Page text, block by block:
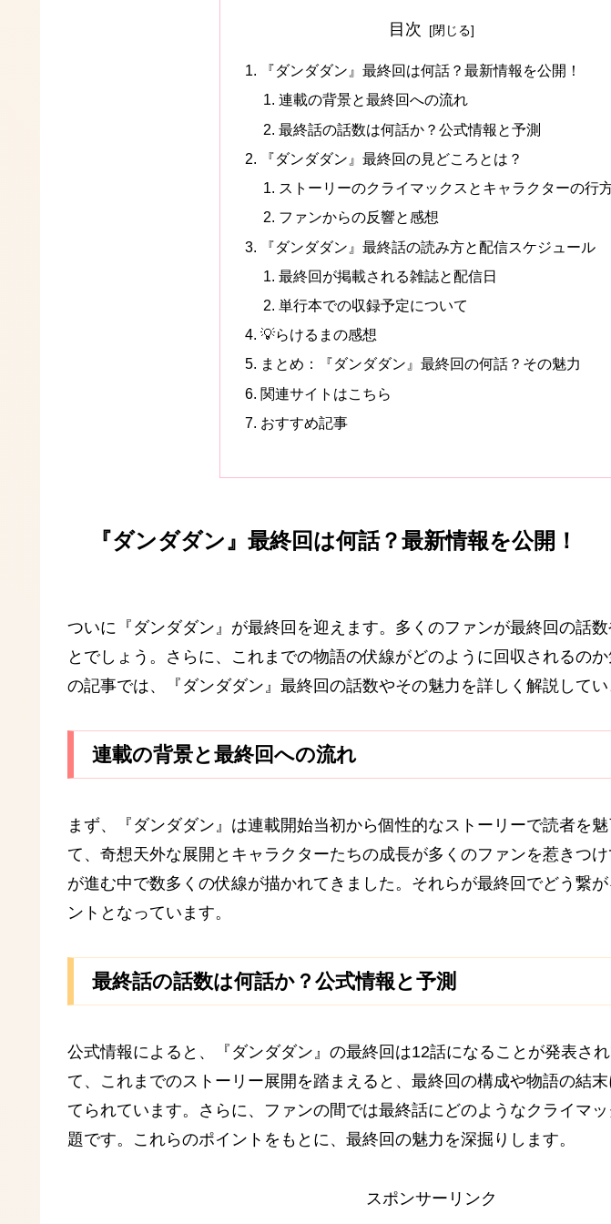
目次
『ダンダダン』最終回は何話？最新情報を公開！
連載の背景と最終回への流れ
最終話の話数は何話か？公式情報と予測
『ダンダダン』最終回の見どころとは？
ストーリーのクライマックスとキャラクターの行
ファンからの反響と感想
『ダンダダン』最終話の読み方と配信スケジュール
最終回が掲載される雑誌と配信日
単行本での収録予定について
💡らけるまの感想
まとめ：『ダンダダン』最終回の何話？その魅力
関連サイトはこちら
おすすめ記事
『ダンダダン』最終回は何話？最新情報を公開！
ついに『ダンダダン』が最終回を迎えます。多くのファンが最終回の話
とでしょう。さらに、これまでの物語の伏線がどのように回収されるの
の記事では、『ダンダダン』最終回の話数やその魅力を詳しく解説してい
連載の背景と最終回への流れ
まず、『ダンダダン』は連載開始当初から個性的なストーリーで読者を
て、奇想天外な展開とキャラクターたちの成長が多くのファンを惹きつ
が進む中で数多くの伏線が描かれてきました。それらが最終回でどう繋
ントとなっています。
最終話の話数は何話か？公式情報と予測
公式情報によると、『ダンダダン』の最終回は12話になることが発表さ
て、これまでのストーリー展開を踏まえると、最終回の構成や物語の結
てられています。さらに、ファンの間では最終話にどのようなクライマ
題です。これらのポイントをもとに、最終回の魅力を深掘りします。
スポンサーリンク